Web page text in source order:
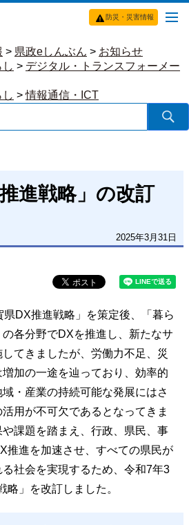
防災・災害情報
> 県政eしんぶん > お知らせ
し > デジタル・トランスフォーメー
し >情報通信・ICT
進戦略」の改訂
2025年3月31日
DX推進戦略」を策定後、「暮ら
各分野でDXを推進し、新たなサ
てきましたが、労働力不足、災
加の一途を辿っており、効率的
・産業の持続可能な発展にはさ
用が不可欠であるとなってきま
課題を踏まえ、行政、県民、事
推進を加速させ、すべての県民が
社会を実現するため、令和7年3
略」を改訂しました。